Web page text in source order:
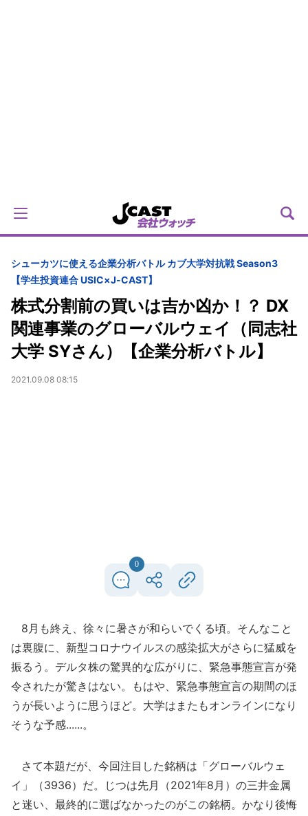
シューカツに使える企業分析バトル カブ大学対抗戦 Season3
【学生投資連合 USIC×J-CAST】
株式分割前の買いは吉か凶か！？ DX
関連事業のグローバルウェイ（同志社
大学 SYさん）【企業分析バトル】
2021.09.08 08:15
0
8月も終え、徐々に暑さが和らいでくる頃。そんなこと
は裏腹に、新型コロナウイルスの感染拡大がさらに猛威を
振るう。デルタ株の驚異的な広がりに、緊急事態宣言が発
令されたが驚きはない。もはや、緊急事態宣言の期間のほ
うが長いように思うほど。大学はまたもオンラインになり
そうな予感......。
さて本題だが、今回注目した銘柄は「グローバルウェ
イ」（3936）だ。じつは先月（2021年8月）の三井金属
と迷い、最終的に選ばなかったのがこの銘柄。かなり後悔